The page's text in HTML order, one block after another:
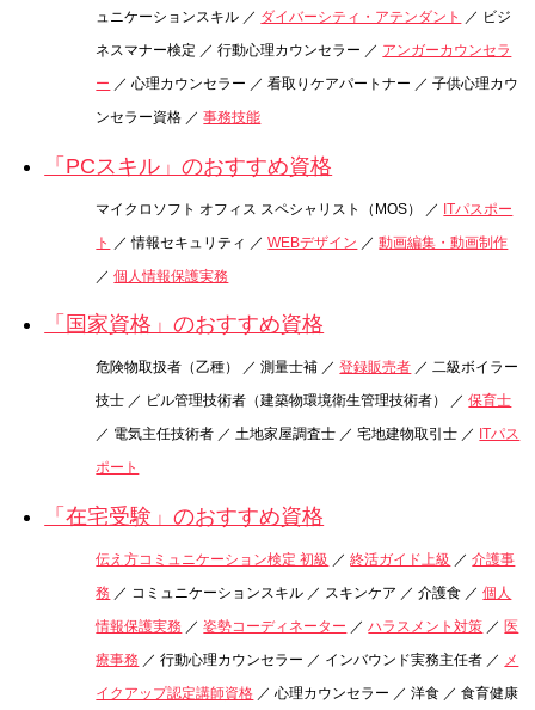
ュニケーションスキル ／ ダイバーシティ・アテンダント
／ ビジ
ネスマナー検定 ／ 行動心理カウンセラー ／ アンガーカウンセラ
ー ／ 心理カウンセラー ／ 看取りケアパートナー ／ 子供心理カウ
ンセラー資格 ／事務技能
「PCスキル」のおすすめ資格
マイクロソフト オフィス スペシャリスト（MOS） ／ ITパスポー
ト
／ 情報セキュリティ ／WEBデザイン ／動画編集・動画制作
／個人情報保護実務
「国家資格」のおすすめ資格
危険物取扱者（乙種） ／ 測量士補 ／登録販売者 ／ 二級ボイラー
技士 ／ ビル管理技術者（建築物環境衛生管理技術者） ／保育士
／ 電気主任技術者 ／ 土地家屋調査士 ／ 宅地建物取引士 ／ ITパス
ポート
「在宅受験」のおすすめ資格
伝え方コミュニケーション検定 初級 ／終活ガイド上級 ／介護事
務 ／ コミュニケーションスキル ／ スキンケア ／ 介護食 ／個人
情報保護実務 ／姿勢コーディネーター ／ハラスメント対策 ／ 医
療事務 ／ 行動心理カウンセラー ／ インバウンド実務主任者 ／ メ
イクアップ認定講師資格 ／ 心理カウンセラー ／ 洋食 ／ 食育健康